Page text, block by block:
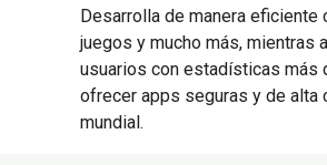
Desarrolla de manera eficiente
juegos y mucho más, mientras
usuarios con estadísticas más
ofrecer apps seguras y de alta
mundial.